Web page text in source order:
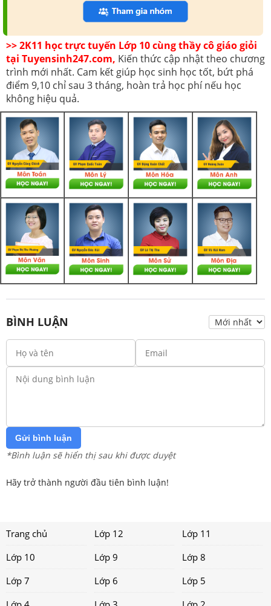
>> 2K11 học trực tuyến Lớp 10 cùng thầy cô giáo giỏi
tại Tuyensinh247.com, Kiến thức cập nhật theo chương
trình mới nhất. Cam kết giúp học sinh học tốt, bứt phá
điểm 9,10 chỉ sau 3 tháng, hoàn trả học phí nếu học
không hiệu quả.
BÌNH LUẬN
Gửi bình luận
*Bình luận sẽ hiển thị sau khi được duyệt
Hãy trở thành người đầu tiên bình luận!
Trang chủ Lớp 12
Lớp 11
Lớp 10
Lớp 9
Lớp 8
Lớp 7
Lớp 6
Lớp 5